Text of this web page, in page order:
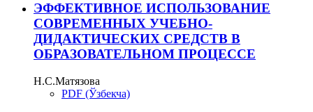
ЭФФЕКТИВНОЕ ИСПОЛЬЗОВАНИЕ
СОВРЕМЕННЫХ УЧЕБНО-
ДИДАКТИЧЕСКИХ СРЕДСТВ В
ОБРАЗОВАТЕЛЬНОМ ПРОЦЕССЕ
Н.С.Матязова
PDF (Ўзбекча)